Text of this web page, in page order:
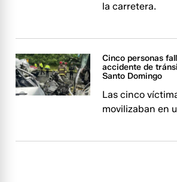
la carretera.
Cinco personas
accidente de
Santo Domingo
Las cinco
movilizaban en